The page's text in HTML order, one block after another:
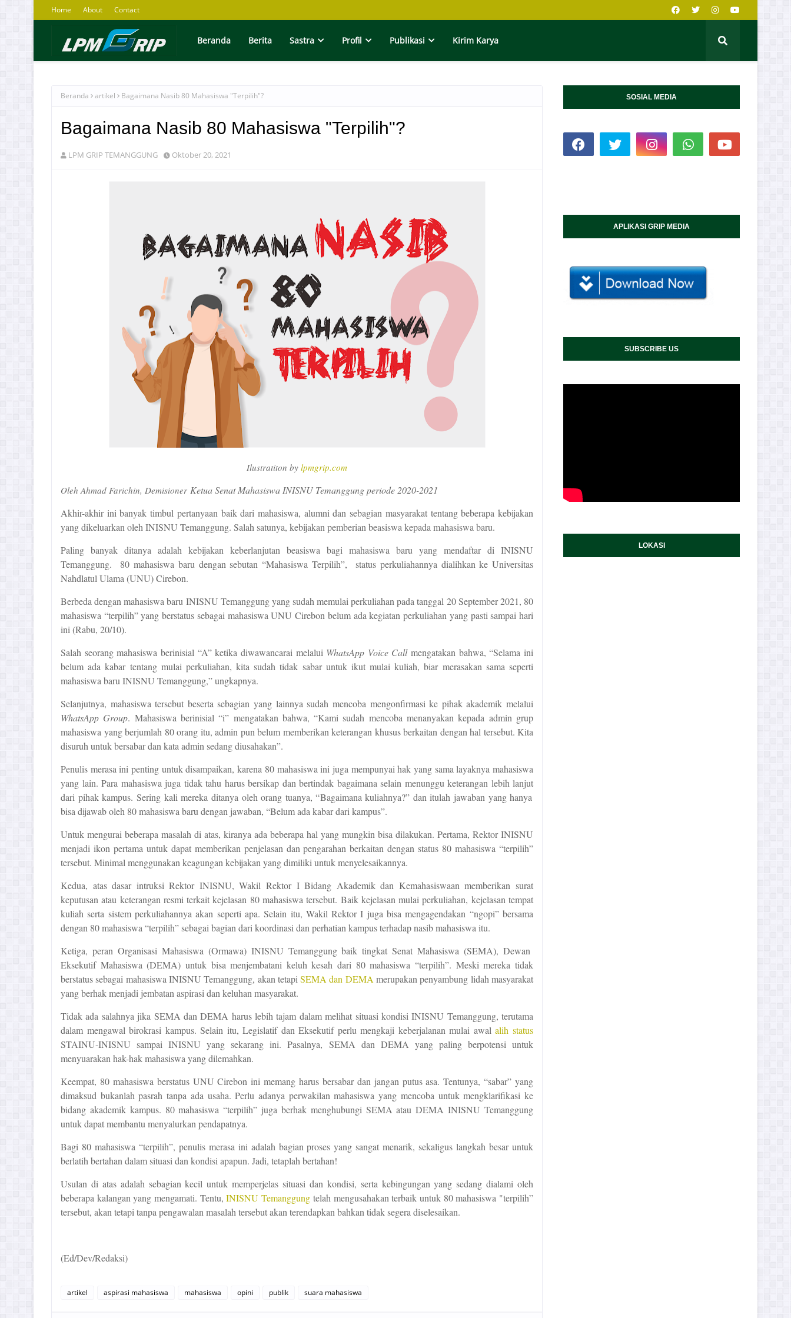
Home About Contact
Beranda Berita Sastra Profil Publikasi Kirim Karya
Beranda artikel Bagaimana Nasib 80 Mahasiswa "Terpilih"?
Bagaimana Nasib 80 Mahasiswa "Terpilih"?
LPM GRIP TEMANGGUNG Oktober 20, 2021
Ilustratiton by lpmgrip.com
Oleh Ahmad Farichin, Demisioner Ketua Senat Mahasiswa INISNU Temanggung periode 2020-2021
Akhir-akhir ini banyak timbul pertanyaan baik dari mahasiswa, alumni dan sebagian masyarakat tentang beberapa kebijakan
yang dikeluarkan oleh INISNU Temanggung. Salah satunya, kebijakan pemberian beasiswa kepada mahasiswa baru.
Paling banyak ditanya adalah kebijakan keberlanjutan beasiswa bagi mahasiswa baru yang mendaftar di INISNU
Temanggung.
80mahasiswa baru dengansebutan “Mahasiswa Terpilih”,
status perkuliahannya dialihkan ke Universitas
Nahdlatul Ulama (UNU) Cirebon.
Berbeda denganmahasiswa baru INISNU Temanggung yang sudahmemulai perkuliahan pada tanggal 20 September 2021, 80
mahasiswa “terpilih”yang berstatus sebagai mahasiswa UNU Cirebon belum ada kegiatan perkuliahan yang pasti sampai hari
ini (Rabu, 20/10).
Salah seorang mahasiswa berinisial “A”ketika diwawancarai melalui WhatsApp Voice Callmengatakan bahwa, “Selama ini
belum ada kabar tentang mulai perkuliahan, kita sudah tidak sabar untuk ikut mulai kuliah, biar merasakan sama seperti
mahasiswa baru INISNU Temanggung,”ungkapnya.
Selanjutnya, mahasiswa tersebut beserta sebagian yang lainnya sudah mencoba mengonfirmasi ke pihak akademikmelalui
WhatsApp Group. Mahasiswa berinisial “i” mengatakan bahwa, “Kami sudah mencoba menanyakan kepada admin grup
mahasiswa yang berjumlah 80 orang itu, admin pun belum memberikan keterangan khusus berkaitan dengan hal tersebut. Kita
disuruh untuk bersabar dan kata admin sedang diusahakan”.
Penulis merasa ini penting untuk disampaikan, karena 80 mahasiswa ini juga mempunyai hak yang sama layaknya mahasiswa
yang lain. Para mahasiswa juga tidak tahu harus bersikap dan bertindak bagaimana selain menunggu keterangan lebih lanjut
dari pihak kampus. Sering kalimereka ditanya oleh orang tuanya, “Bagaimana kuliahnya?” dan itulah jawaban yanghanya
bisa dijawab oleh 80 mahasiswa baru dengan jawaban, “Belum ada kabar dari kampus”.
Untuk mengurai beberapa masalah di atas, kiranya ada beberapa hal yang mungkin bisa dilakukan. Pertama, Rektor INISNU
menjadi ikon pertama untuk dapat memberikan penjelasan dan pengarahan berkaitan dengan status 80 mahasiswa “terpilih”
tersebut. Minimal menggunakan keagungan kebijakan yang dimiliki untuk menyelesaikannya.
Kedua, atas dasar intruksi Rektor INISNU, Wakil Rektor I Bidang Akademik dan Kemahasiswaan memberikan surat
keputusan atau keterangan resmi terkait kejelasan 80 mahasiswa tersebut. Baik kejelasan mulai perkuliahan, kejelasan tempat
kuliah serta sistem perkuliahannya akan seperti apa. Selain itu, Wakil RektorI juga bisa mengagendakan “ngopi”bersama
dengan 80mahasiswa “terpilih”sebagai bagian dari koordinasi dan perhatian kampus terhadap nasib mahasiswa itu.
Ketiga, peran Organisasi Mahasiswa (Ormawa) INISNU Temanggung baik tingkat Senat Mahasiswa (SEMA), Dewan
Eksekutif Mahasiswa (DEMA) untuk bisa menjembatani keluh kesah dari 80mahasiswa“terpilih”. Meskimereka tidak
berstatus sebagai mahasiswa INISNU Temanggung, akan tetapiSEMA dan DEMA merupakan penyambung lidah masyarakat
yang berhak menjadi jembatan aspirasi dan keluhan masyarakat.
Tidak ada salahnya jika SEMA dan DEMA harus lebih tajam dalam melihat situasi kondisi INISNU Temanggung, terutama
dalam mengawal birokrasi kampus. Selain itu, Legislatif dan Eksekutif perlu mengkaji keberjalanan mulai awalalih status
STAINU-INISNU sampai INISNU yang sekarang ini. Pasalnya, SEMA dan DEMA yang paling berpotensi untuk
menyuarakan hak-hak mahasiswa yang dilemahkan.
Keempat, 80 mahasiswa berstatus UNU Cirebon ini memang harus bersabar dan jangan putus asa. Tentunya, “sabar” yang
dimaksud bukanlah pasrah tanpa ada usaha. Perlu adanya perwakilan mahasiswa yang mencoba untuk mengklarifikasi ke
bidang akademik kampus. 80 mahasiswa “terpilih” juga berhak menghubungi SEMA atau DEMA INISNU Temanggung
untuk dapat membantu menyalurkan pendapatnya.
Bagi 80 mahasiswa “terpilih”, penulis merasa ini adalah bagian proses yang sangat menarik, sekaligus langkah besar untuk
berlatih bertahan dalam situasi dan kondisi apapun. Jadi, tetaplah bertahan!
Usulan di atas adalah sebagian kecil untuk memperjelas situasi dan kondisi, serta kebingungan yang sedang dialami oleh
beberapa kalangan yang mengamati. Tentu,INISNU Temanggung telah mengusahakan terbaik untuk 80mahasiswa "terpilih”
tersebut, akan tetapi tanpa pengawalan masalah tersebut akan terendapkan bahkan tidak segera diselesaikan.
(Ed/Dev/Redaksi)
artikel aspirasi mahasiswa mahasiswa opini publik suara mahasiswa
SOSIAL MEDIA
APLIKASI GRIP MEDIA
SUBSCRIBE US
LOKASI